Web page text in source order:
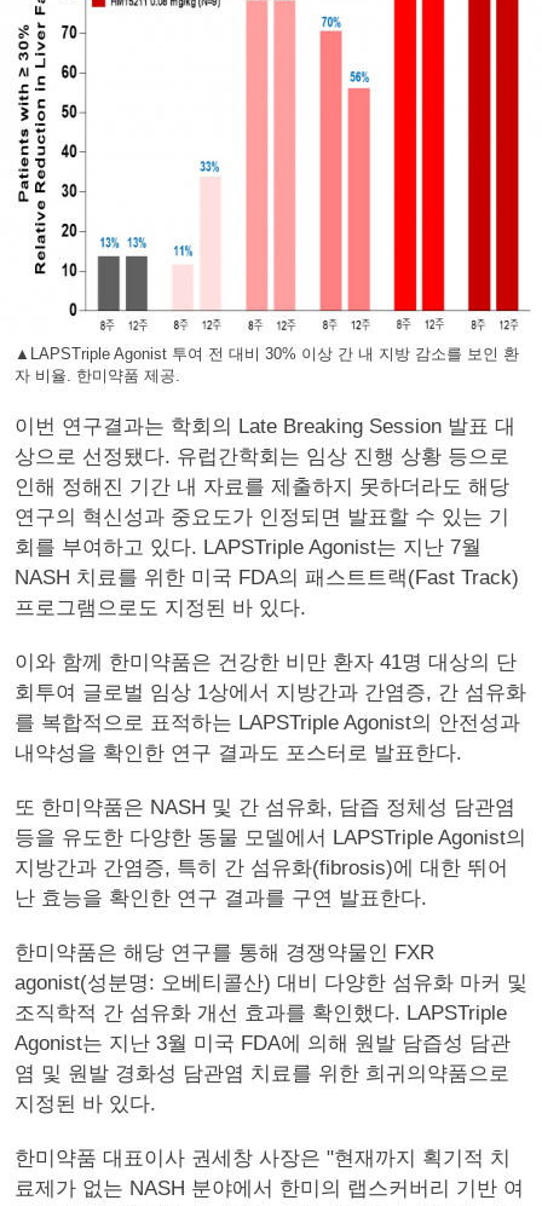
▲LAPSTriple Agonist 투여 전 대비 30% 이상 간 내 지방 감소를 보인 환
자 비율. 한미약품 제공.
이번 연구결과는 학회의 Late Breaking Session 발표 대
상으로 선정됐다. 유럽간학회는 임상 진행 상황 등으로
인해 정해진 기간 내 자료를 제출하지 못하더라도 해당
연구의 혁신성과 중요도가 인정되면 발표할 수 있는 기
회를 부여하고 있다. LAPSTriple Agonist는 지난 7월
NASH 치료를 위한 미국 FDA의 패스트트랙(Fast Track)
프로그램으로도 지정된 바 있다.
이와 함께 한미약품은 건강한 비만 환자 41명 대상의 단
회투여 글로벌 임상 1상에서 지방간과 간염증, 간 섬유화
를 복합적으로 표적하는 LAPSTriple Agonist의 안전성과
내약성을 확인한 연구 결과도 포스터로 발표한다.
또 한미약품은 NASH 및 간 섬유화, 담즙 정체성 담관염
등을 유도한 다양한 동물 모델에서 LAPSTriple Agonist의
지방간과 간염증, 특히 간 섬유화(fibrosis)에 대한 뛰어
난 효능을 확인한 연구 결과를 구연 발표한다.
한미약품은 해당 연구를 통해 경쟁약물인 FXR
agonist(성분명: 오베티콜산) 대비 다양한 섬유화 마커 및
조직학적 간 섬유화 개선 효과를 확인했다. LAPSTriple
Agonist는 지난 3월 미국 FDA에 의해 원발 담즙성 담관
염 및 원발 경화성 담관염 치료를 위한 희귀의약품으로
지정된 바 있다.
한미약품 대표이사 권세창 사장은 "현재까지 획기적 치
료제가 없는 NASH 분야에서 한미의 랩스커버리 기반 여